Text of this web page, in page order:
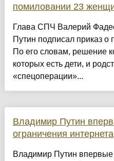
помиловании 23
Глава СПЧ Валерий
Путин подписал приказ
По его словам, решение
которых есть дети, и
«спецоперации»...
Владимир Путин
ограничения интернета
Владимир Путин впервые